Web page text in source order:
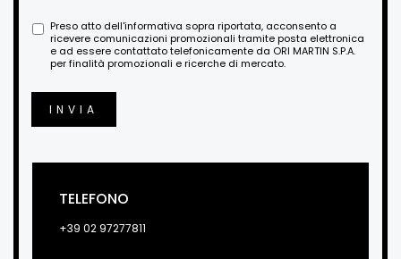
Preso atto dell'informativa sopra riportata, acconsento a
ricevere comunicazioni promozionali tramite posta elettronica
e ad essere contattato telefonicamente da ORI MARTIN S.P.A.
per finalità promozionali e ricerche di mercato.
INVIA
TELEFONO
+39 02 97277811